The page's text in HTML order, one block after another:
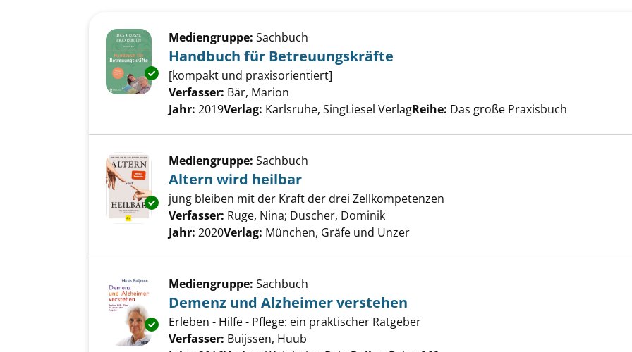
Exemplar-Details von Handbuch für Betreuungskräfte anzeigen
Mediengruppe: Sachbuch
Handbuch für Betreuungskräfte
[kompakt und praxisorientiert]
Verfasser: Bär, Marion
Jahr: 2019Verlag: Karlsruhe, SingLiesel VerlagReihe: Das große Praxisbuch
Exemplar-Details von Altern wird heilbar anzeigen
Mediengruppe: Sachbuch
Altern wird heilbar
jung bleiben mit der Kraft der drei Zellkompetenzen
Verfasser: Ruge, Nina; Duscher, Dominik
Jahr: 2020Verlag: München, Gräfe und Unzer
Exemplar-Details von Demenz und Alzheimer verstehen anzeigen
Mediengruppe: Sachbuch
Demenz und Alzheimer verstehen
Erleben - Hilfe - Pflege: ein praktischer Ratgeber
Verfasser: Buijssen, Huub